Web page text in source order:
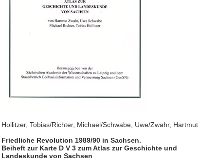
Hollitzer, Tobias/Richter, Michael/Schwabe, Uwe/Zwahr, Hartmut
Friedliche Revolution 1989/90 in Sachsen.
Beiheft zur Karte D V 3 zum Atlas zur Geschichte und
Landeskunde von Sachsen